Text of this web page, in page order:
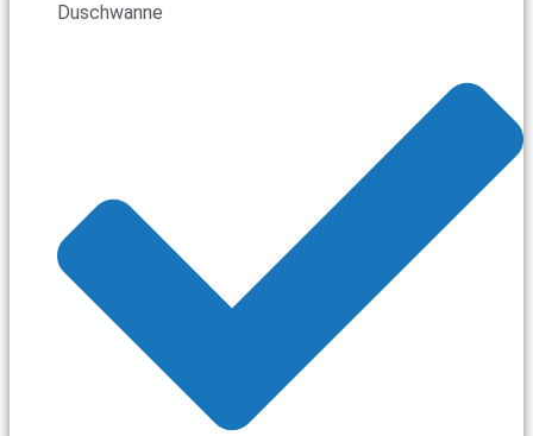
Duschwanne